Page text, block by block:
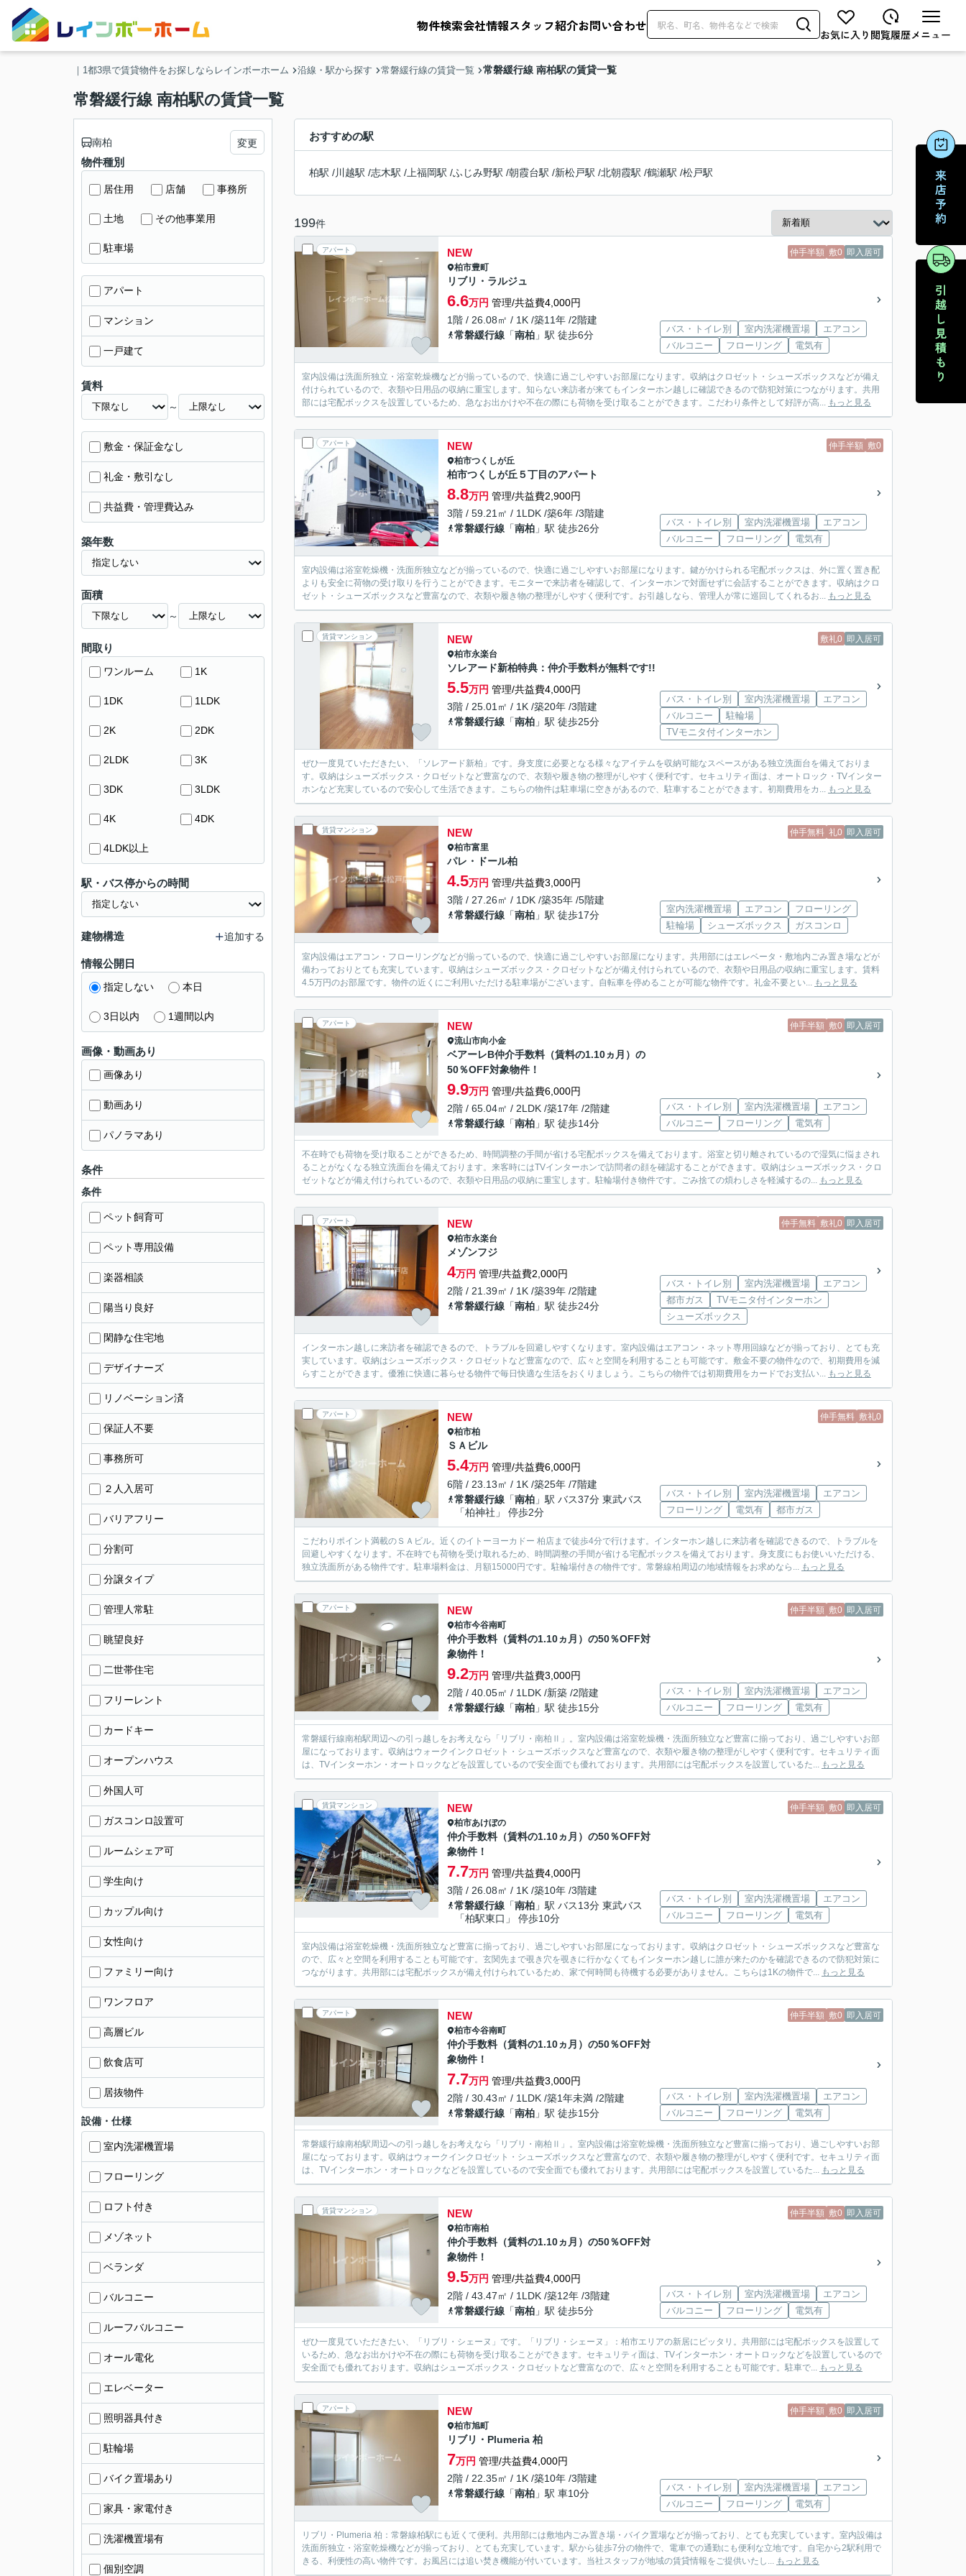
物件検索会社情報スタッフ紹介お問い合わせ
｜1都3県で賃貸物件をお探しならレインボーホーム 沿線・駅から探す 常磐緩行線の賃貸一覧 常磐緩行線 南柏駅の賃貸一覧
常磐緩行線 南柏駅の賃貸一覧
おすすめの駅
柏駅 /川越駅 /志木駅 / 上福岡駅 /ふじみ野駅 /朝霞台駅 /新松戸駅 /北朝霞駅 /鶴瀬駅 /松戸駅
199件
アパート 仲手半額 敷0 即入居可
NEW
柏市豊町
リブリ・ラルジュ
6.6万円 管理/共益費4,000円
1階 / 26.08㎡ / 1K /築11年 /2階建
常磐緩行線 「南柏 」駅 徒歩6分
バス・トイレ別 室内洗濯機置場
エアコン
バルコニー
フローリング 電気有
室内設備は洗面所独立・浴室乾燥機などが揃っているので、快適に過ごしやすいお部屋になります。収納はクロゼット・シューズボックスなどが備え
付けられているので、衣類や日用品の収納に重宝します。知らない来訪者が来てもインターホン越しに確認できるので防犯対策につながります。共用
部には宅配ボックスを設置しているため、急なお出かけや不在の際にも荷物を受け取ることができます。こだわり条件として好評が高... もっと見る
アパート 仲手半額 敷0
NEW
柏市つくしが丘
柏市つくしが丘５丁目のアパート
8.8万円 管理/共益費2,900円
3階 / 59.21㎡ / 1LDK /築6年 /3階建
常磐緩行線 「南柏 」駅 徒歩26分
バス・トイレ別 室内洗濯機置場
エアコン
バルコニー
フローリング 電気有
室内設備は浴室乾燥機・洗面所独立などが揃っているので、快適に過ごしやすいお部屋になります。鍵がかけられる宅配ボックスは、外に置く置き配
よりも安全に荷物の受け取りを行うことができます。モニターで来訪者を確認して、インターホンで対面せずに会話することができます。収納はクロ
ゼット・シューズボックスなど豊富なので、衣類や履き物の整理がしやすく便利です。お引越しなら、管理人が常に巡回してくれるお... もっと見る
賃貸マンション 敷礼0 即入居可
NEW
柏市永楽台
ソレアード新柏特典：仲介手数料が無料です!!
5.5万円 管理/共益費4,000円
3階 / 25.01㎡ / 1K /築20年 /3階建
常磐緩行線 「南柏 」駅 徒歩25分
バス・トイレ別 室内洗濯機置場
エアコン
バルコニー
駐輪場
TVモニタ付インターホン
ぜひ一度見ていただきたい、「ソレアード新柏」です。身支度に必要となる様々なアイテムを収納可能なスペースがある独立洗面台を備えておりま
す。収納はシューズボックス・クロゼットなど豊富なので、衣類や履き物の整理がしやすく便利です。セキュリティ面は、オートロック・TVインター
ホンなど充実しているので安心して生活できます。こちらの物件は駐車場に空きがあるので、駐車することができます。初期費用をカ... もっと見る
賃貸マンション 仲手無料 礼0 即入居可
NEW
柏市富里
パレ・ドール柏
4.5万円 管理/共益費3,000円
3階 / 27.26㎡ / 1DK /築35年 /5階建
常磐緩行線 「南柏 」駅 徒歩17分
室内洗濯機置場 エアコン
フローリング
駐輪場
シューズボックス ガスコンロ
室内設備はエアコン・フローリングなどが揃っているので、快適に過ごしやすいお部屋になります。共用部にはエレベータ・敷地内ごみ置き場などが
備わっておりとても充実しています。収納はシューズボックス・クロゼットなどが備え付けられているので、衣類や日用品の収納に重宝します。賃料
4.5万円のお部屋です。物件の近くにご利用いただける駐車場がございます。自転車を停めることが可能な物件です。礼金不要とい... もっと見る
アパート 仲手半額 敷0 即入居可
NEW
流山市向小金
ベアーレB仲介手数料（賃料の1.10ヵ月）の
50％OFF対象物件！
9.9万円 管理/共益費6,000円
2階 / 65.04㎡ / 2LDK /築17年 /2階建
常磐緩行線 「南柏 」駅 徒歩14分
バス・トイレ別 室内洗濯機置場
エアコン
バルコニー
フローリング 電気有
不在時でも荷物を受け取ることができるため、時間調整の手間が省ける宅配ボックスを備えております。浴室と切り離されているので湿気に悩まされ
ることがなくなる独立洗面台を備えております。来客時にはTVインターホンで訪問者の顔を確認することができます。収納はシューズボックス・クロ
ゼットなどが備え付けられているので、衣類や日用品の収納に重宝します。駐輪場付き物件です。ごみ捨ての煩わしさを軽減するの... もっと見る
アパート 仲手無料 敷礼0 即入居可
NEW
柏市永楽台
メゾンフジ
4万円 管理/共益費2,000円
2階 / 21.39㎡ / 1K /築39年 /2階建
常磐緩行線 「南柏 」駅 徒歩24分
バス・トイレ別 室内洗濯機置場
エアコン
都市ガス
TVモニタ付インターホン
シューズボックス
インターホン越しに来訪者を確認できるので、トラブルを回避しやすくなります。室内設備はエアコン・ネット専用回線などが揃っており、とても充
実しています。収納はシューズボックス・クロゼットなど豊富なので、広々と空間を利用することも可能です。敷金不要の物件なので、初期費用を減
らすことができます。優雅に快適に暮らせる物件で毎日快適な生活をおくりましょう。こちらの物件では初期費用をカードでお支払い... もっと見る
アパート 仲手無料 敷礼0
NEW
柏市柏
ＳＡビル
5.4万円 管理/共益費6,000円
6階 / 23.13㎡ / 1K /築25年 /7階建
常磐緩行線 「南柏 」駅 バス37分 東武バス
「柏神社」 停歩2分
バス・トイレ別 室内洗濯機置場
エアコン
フローリング
電気有 都市ガス
こだわりポイント満載のＳＡビル。近くのイトーヨーカドー 柏店まで徒歩4分で行けます。インターホン越しに来訪者を確認できるので、トラブルを
回避しやすくなります。不在時でも荷物を受け取れるため、時間調整の手間が省ける宅配ボックスを備えております。身支度にもお使いいただける、
独立洗面所がある物件です。駐車場料金は、月額15000円です。駐輪場付きの物件です。常磐線柏周辺の地域情報をお求めなら... もっと見る
アパート 仲手半額 敷0 即入居可
NEW
柏市今谷南町
仲介手数料（賃料の1.10ヵ月）の50％OFF対
象物件！
9.2万円 管理/共益費3,000円
2階 / 40.05㎡ / 1LDK /新築 /2階建
常磐緩行線 「南柏 」駅 徒歩15分
バス・トイレ別 室内洗濯機置場
エアコン
バルコニー
フローリング 電気有
常磐緩行線南柏駅周辺への引っ越しをお考えなら「リブリ・南柏Ⅱ」。室内設備は浴室乾燥機・洗面所独立など豊富に揃っており、過ごしやすいお部
屋になっております。収納はウォークインクロゼット・シューズボックスなど豊富なので、衣類や履き物の整理がしやすく便利です。セキュリティ面
は、TVインターホン・オートロックなどを設置しているので安全面でも優れております。共用部には宅配ボックスを設置しているた... もっと見る
賃貸マンション 仲手半額 敷0 即入居可
NEW
柏市あけぼの
仲介手数料（賃料の1.10ヵ月）の50％OFF対
象物件！
7.7万円 管理/共益費4,000円
3階 / 26.08㎡ / 1K /築10年 /3階建
常磐緩行線 「南柏 」駅 バス13分 東武バス
「柏駅東口」 停歩10分
バス・トイレ別 室内洗濯機置場
エアコン
バルコニー
フローリング 電気有
室内設備は浴室乾燥機・洗面所独立など豊富に揃っており、過ごしやすいお部屋になっております。収納はクロゼット・シューズボックスなど豊富な
ので、広々と空間を利用することも可能です。玄関先まで覗き穴を覗きに行かなくてもインターホン越しに誰が来たのかを確認できるので防犯対策に
つながります。共用部には宅配ボックスが備え付けられているため、家で何時間も待機する必要がありません。こちらは1Kの物件で... もっと見る
アパート 仲手半額 敷0 即入居可
NEW
柏市今谷南町
仲介手数料（賃料の1.10ヵ月）の50％OFF対
象物件！
7.7万円 管理/共益費3,000円
2階 / 30.43㎡ / 1LDK /築1年未満 /2階建
常磐緩行線 「南柏 」駅 徒歩15分
バス・トイレ別 室内洗濯機置場
エアコン
バルコニー
フローリング 電気有
常磐緩行線南柏駅周辺への引っ越しをお考えなら「リブリ・南柏Ⅱ」。室内設備は浴室乾燥機・洗面所独立など豊富に揃っており、過ごしやすいお部
屋になっております。収納はウォークインクロゼット・シューズボックスなど豊富なので、衣類や履き物の整理がしやすく便利です。セキュリティ面
は、TVインターホン・オートロックなどを設置しているので安全面でも優れております。共用部には宅配ボックスを設置しているた... もっと見る
賃貸マンション 仲手半額 敷0 即入居可
NEW
柏市南柏
仲介手数料（賃料の1.10ヵ月）の50％OFF対
象物件！
9.5万円 管理/共益費4,000円
2階 / 43.47㎡ / 1LDK /築12年 /3階建
常磐緩行線 「南柏 」駅 徒歩5分
バス・トイレ別 室内洗濯機置場
エアコン
バルコニー
フローリング 電気有
ぜひ一度見ていただきたい、「リブリ・シェーヌ」です。「リブリ・シェーヌ」：柏市エリアの新居にピッタリ。共用部には宅配ボックスを設置して
いるため、急なお出かけや不在の際にも荷物を受け取ることができます。セキュリティ面は、TVインターホン・オートロックなどを設置しているので
安全面でも優れております。収納はシューズボックス・クロゼットなど豊富なので、広々と空間を利用することも可能です。駐車で... もっと見る
アパート 仲手半額 敷0 即入居可
NEW
柏市旭町
リブリ・Plumeria 柏
7万円 管理/共益費4,000円
2階 / 22.35㎡ / 1K /築10年 /3階建
常磐緩行線 「南柏 」駅 車10分
バス・トイレ別 室内洗濯機置場
エアコン
バルコニー
フローリング 電気有
リブリ・Plumeria 柏：常磐線柏駅にも近くて便利。共用部には敷地内ごみ置き場・バイク置場などが揃っており、とても充実しています。室内設備は
洗面所独立・浴室乾燥機などが揃っており、とても充実しています。駅から徒歩7分の物件で、電車での通勤にも便利な立地です。自宅から2駅利用で
きる、利便性の高い物件です。お風呂には追い焚き機能が付いています。当社スタッフが地域の賃貸情報をご提供いたし... もっと見る
南柏 変更
物件種別
居住用 店舗 事務所
土地 その他事業用
駐車場
アパート
マンション
一戸建て
賃料
～
敷金・保証金なし
礼金・敷引なし
共益費・管理費込み
築年数
面積
～
間取り
ワンルーム 1K
1DK 1LDK
2K 2DK
2LDK 3K
3DK 3LDK
4K 4DK
4LDK以上
駅・バス停からの時間
建物構造 追加する
情報公開日
指定しない 本日
3日以内 1週間以内
画像・動画あり
画像あり
動画あり
パノラマあり
条件
条件
ペット飼育可
ペット専用設備
楽器相談
陽当り良好
閑静な住宅地
デザイナーズ
リノベーション済
保証人不要
事務所可
２人入居可
バリアフリー
分割可
分譲タイプ
管理人常駐
眺望良好
二世帯住宅
フリーレント
カードキー
オープンハウス
外国人可
ガスコンロ設置可
ルームシェア可
学生向け
カップル向け
女性向け
ファミリー向け
ワンフロア
高層ビル
飲食店可
居抜物件
設備・仕様
室内洗濯機置場
フローリング
ロフト付き
メゾネット
ベランダ
バルコニー
ルーフバルコニー
オール電化
エレベーター
照明器具付き
駐輪場
バイク置場あり
家具・家電付き
洗濯機置場有
個別空調